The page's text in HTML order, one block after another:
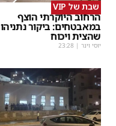
שבת של VIP
הרחוב היוקרתי הוצף
במאבטחים: ביקור נתניהו
שהצית ויכוח
יוסי וינר |
23:28